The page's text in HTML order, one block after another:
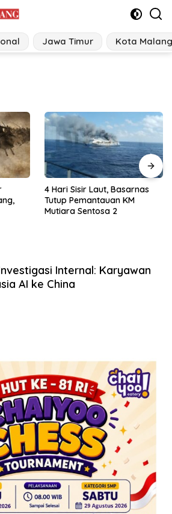
Jawa Timur Kota Malang
Data Lengkap 21 Tersangka
dalam 3 Klaster Perkara
Hibah Pokir DPRD Jawa
Internal: Karyawan
AI ke China